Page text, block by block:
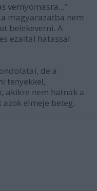
vernyomasra..."
magyarazatba nem
belekeverni. A
ezaltal hatassal
de a
tenyekkel,
akikre nem hatnak a
elmeje beteg.